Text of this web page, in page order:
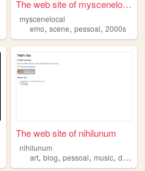
The web site of myscenelocal
myscenelocal
emo,scene,pessoal,2000s
The web site of nihilunum
nihilunum
art,blog,pessoal,music,diary